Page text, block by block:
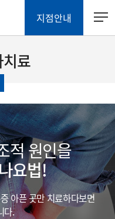
지점안내
료
적 원인을
요법!
증아픈 곳만 치료하다보면
다.